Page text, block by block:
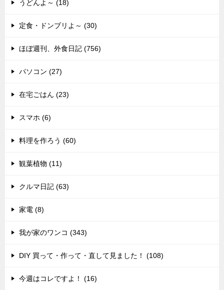
うどんよ～ (18)
定食・ドンブリよ～ (30)
ほぼ週刊、外食日記 (756)
パソコン (27)
在宅ごはん (23)
スマホ (6)
料理を作ろう (60)
観葉植物 (11)
クルマ日記 (63)
家電 (8)
我が家のワンコ (343)
DIY 買って・作って・直して見ました！ (108)
今週はコレですよ！ (16)